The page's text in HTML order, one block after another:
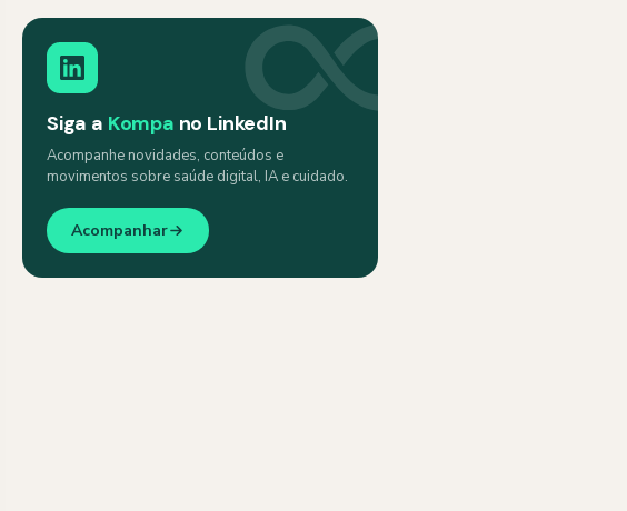
Siga a Kompa no LinkedIn
Acompanhe novidades, conteúdos e
movimentos sobre saúde digital, IA e cuidado.
Acompanhar